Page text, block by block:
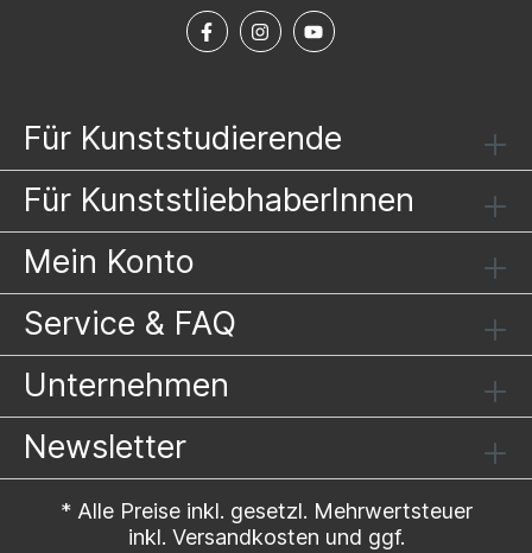
Für Kunststudierende
Für KunststliebhaberInnen
Mein Konto
Service & FAQ
Unternehmen
Newsletter
* Alle Preise inkl. gesetzl. Mehrwertsteuer
inkl. Versandkosten und ggf.